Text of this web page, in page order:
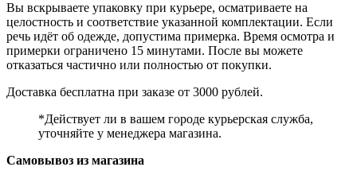
Вы вскрываете упаковку при курьере, осматриваете на
целостность и соответствие указанной комплектации. Если
речь идёт об одежде, допустима примерка. Время осмотра и
примерки ограничено 15 минутами. После вы можете
отказаться частично или полностью от покупки.
Доставка бесплатна при заказе от 3000 рублей.
*Действует ли в вашем городе курьерская служба,
уточняйте у менеджера магазина.
Самовывоз из магазина